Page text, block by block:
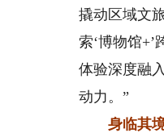
撬动区域文
索‘博物馆
体验深度融
动力。”
身临其境